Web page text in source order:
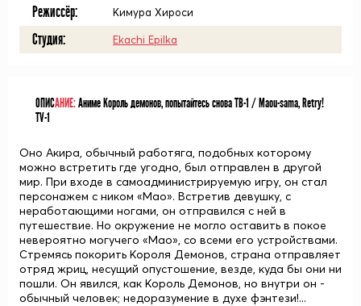
Режиссёр: Кимура Хироси
Студия: Ekachi Epilka
ОПИСАНИЕ:Аниме Король демонов, попытайтесь снова ТВ-1 / Maou-sama, Retry!
TV-1
Оно Акира, обычный работяга, подобных которому
можно встретить где угодно, был отправлен в другой
мир. При входе в самоадминистрируемую игру, он стал
персонажем с ником «Мао». Встретив девушку, с
неработающими ногами, он отправился с ней в
путешествие. Но окружение не могло оставить в покое
невероятно могучего «Мао», со всеми его устройствами.
Стремясь покорить Короля Демонов, страна отправляет
отряд жриц, несущий опустошение, везде, куда бы они ни
пошли. Он явился, как Король Демонов, но внутри он -
обычный человек; недоразумение в духе фэнтези!...